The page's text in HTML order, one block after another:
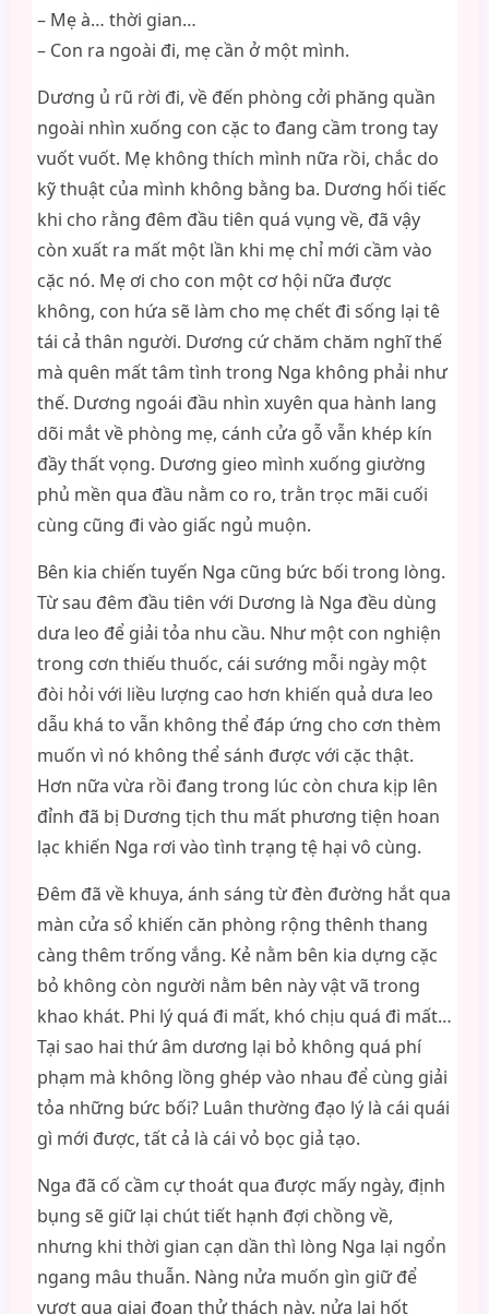
– Mẹ à… thời gian…
– Con ra ngoài đi, mẹ cần ở một mình.
Dương ủ rũ rời đi, về đến phòng cởi phăng quần
ngoài nhìn xuống con cặc to đang cầm trong tay
vuốt vuốt. Mẹ không thích mình nữa rồi, chắc do
kỹ thuật của mình không bằng ba. Dương hối tiếc
khi cho rằng đêm đầu tiên quá vụng về, đã vậy
còn xuất ra mất một lần khi mẹ chỉ mới cầm vào
cặc nó. Mẹ ơi cho con một cơ hội nữa được
không, con hứa sẽ làm cho mẹ chết đi sống lại tê
tái cả thân người. Dương cứ chăm chăm nghĩ thế
mà quên mất tâm tình trong Nga không phải như
thế. Dương ngoái đầu nhìn xuyên qua hành lang
dõi mắt về phòng mẹ, cánh cửa gỗ vẫn khép kín
đầy thất vọng. Dương gieo mình xuống giường
phủ mền qua đầu nằm co ro, trằn trọc mãi cuối
cùng cũng đi vào giấc ngủ muộn.
Bên kia chiến tuyến Nga cũng bức bối trong lòng.
Từ sau đêm đầu tiên với Dương là Nga đều dùng
dưa leo để giải tỏa nhu cầu. Như một con nghiện
trong cơn thiếu thuốc, cái sướng mỗi ngày một
đòi hỏi với liều lượng cao hơn khiến quả dưa leo
dẫu khá to vẫn không thể đáp ứng cho cơn thèm
muốn vì nó không thể sánh được với cặc thật.
Hơn nữa vừa rồi đang trong lúc còn chưa kịp lên
đỉnh đã bị Dương tịch thu mất phương tiện hoan
lạc khiến Nga rơi vào tình trạng tệ hại vô cùng.
Đêm đã về khuya, ánh sáng từ đèn đường hắt qua
màn cửa sổ khiến căn phòng rộng thênh thang
càng thêm trống vắng. Kẻ nằm bên kia dựng cặc
bỏ không còn người nằm bên này vật vã trong
khao khát. Phi lý quá đi mất, khó chịu quá đi mất…
Tại sao hai thứ âm dương lại bỏ không quá phí
phạm mà không lồng ghép vào nhau để cùng giải
tỏa những bức bối? Luân thường đạo lý là cái quái
gì mới được, tất cả là cái vỏ bọc giả tạo.
Nga đã cố cầm cự thoát qua được mấy ngày, định
bụng sẽ giữ lại chút tiết hạnh đợi chồng về,
nhưng khi thời gian cạn dần thì lòng Nga lại ngổn
ngang mâu thuẫn. Nàng nửa muốn gìn giữ để
vượt qua giai đoạn thử thách này, nửa lại hốt